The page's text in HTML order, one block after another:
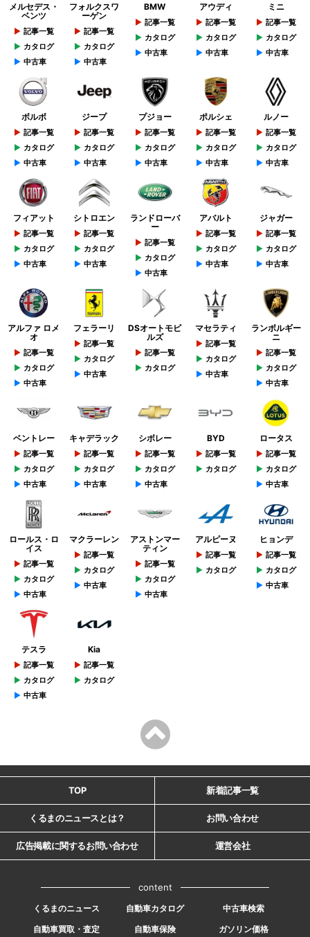
メルセデス・
ベンツ
記事一覧
カタログ
中古車
フォルクスワ
ーゲン
記事一覧
カタログ
中古車
BMW
記事一覧
カタログ
中古車
アウディ
記事一覧
カタログ
中古車
ミニ
記事一覧
カタログ
中古車
ボルボ
記事一覧
カタログ
中古車
ジープ
記事一覧
カタログ
中古車
プジョー
記事一覧
カタログ
中古車
ポルシェ
記事一覧
カタログ
中古車
ルノー
記事一覧
カタログ
中古車
フィアット
記事一覧
カタログ
中古車
シトロエン
記事一覧
カタログ
中古車
ランドローバ
ー
記事一覧
カタログ
中古車
アバルト
記事一覧
カタログ
中古車
ジャガー
記事一覧
カタログ
中古車
アルファ ロメ
オ
記事一覧
カタログ
中古車
フェラーリ
記事一覧
カタログ
中古車
DSオートモビ
ルズ
記事一覧
カタログ
マセラティ
記事一覧
カタログ
中古車
ランボルギー
ニ
記事一覧
カタログ
中古車
ベントレー
記事一覧
カタログ
中古車
キャデラック
記事一覧
カタログ
中古車
シボレー
記事一覧
カタログ
中古車
BYD
記事一覧
カタログ
ロータス
記事一覧
カタログ
中古車
ロールス・ロ
イス
記事一覧
カタログ
中古車
マクラーレン
記事一覧
カタログ
中古車
アストンマー
ティン
記事一覧
カタログ
中古車
アルピーヌ
記事一覧
カタログ
ヒョンデ
記事一覧
カタログ
中古車
テスラ
記事一覧
カタログ
中古車
Kia
記事一覧
カタログ
TOP 新着記事一覧
くるまのニュースとは？ お問い合わせ
広告掲載に関するお問い合わせ 運営会社
content
くるまのニュース 自動車カタログ
中古車検索
自動車買取・査定
自動車保険 ガソリン価格